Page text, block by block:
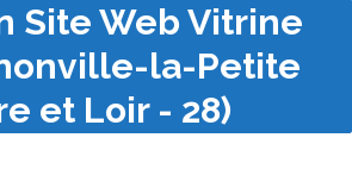
Site Web Vitrine
la-Petite
et Loir - 28)